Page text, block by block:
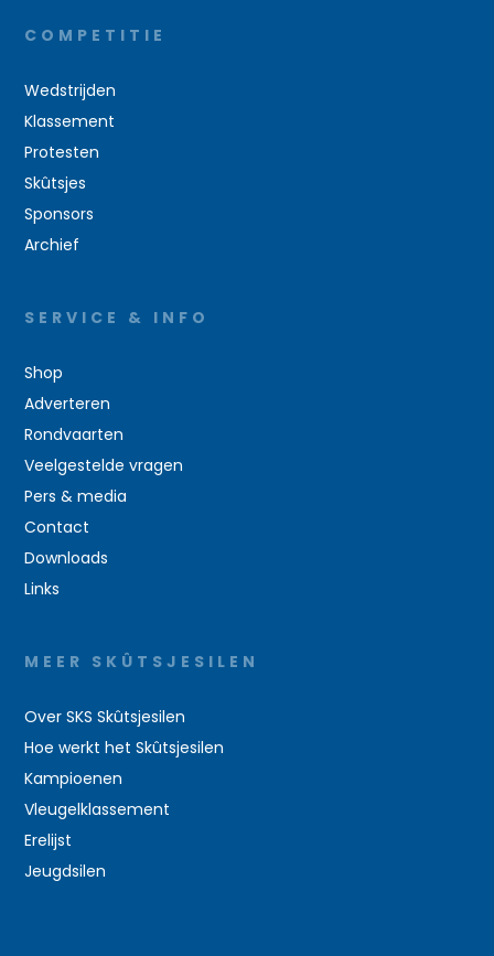
COMPETITIE
Wedstrijden
Klassement
Protesten
Skûtsjes
Sponsors
Archief
SERVICE & INFO
Shop
Adverteren
Rondvaarten
Veelgestelde vragen
Pers & media
Contact
Downloads
Links
MEER SKÛTSJESILEN
Over SKS Skûtsjesilen
Hoe werkt het Skûtsjesilen
Kampioenen
Vleugelklassement
Erelijst
Jeugdsilen